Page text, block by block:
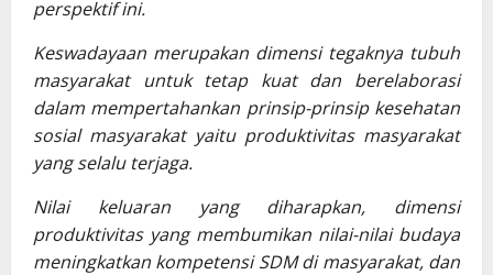
perspektif ini.
Keswadayaan merupakan dimensi tegaknya tubuh
masyarakat untuk tetap kuat dan berelaborasi
dalam mempertahankan prinsip-prinsip kesehatan
sosial masyarakat yaitu produktivitas masyarakat
yang selalu terjaga.
Nilai keluaran yang diharapkan, dimensi
produktivitas yang membumikan nilai-nilai budaya
meningkatkan kompetensi SDM di masyarakat, dan